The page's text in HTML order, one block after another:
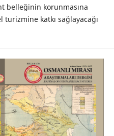
belleğinin korunmasına
katkı sağlayacağı